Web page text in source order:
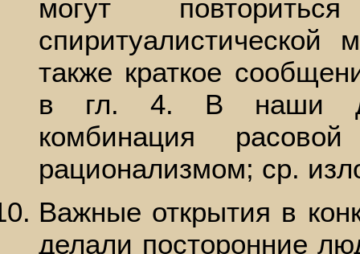
могут
также краткое
в гл. 4. В наши
комбинация
рационализмом; ср.
Важные открытия в
делали посторонние